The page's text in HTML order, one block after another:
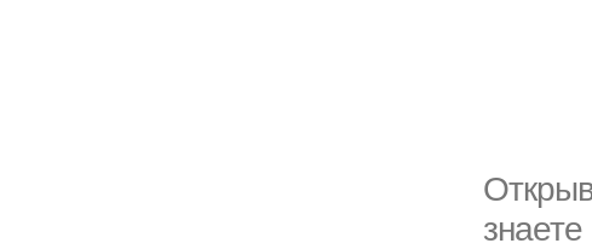
знаете